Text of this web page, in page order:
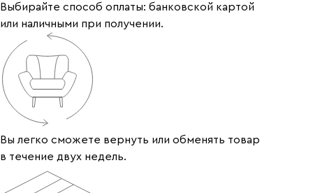
Выбирайте способ оплаты: банковской картой
или наличными при получении.
Вы легко сможете вернуть или обменять товар
в течение двух недель.